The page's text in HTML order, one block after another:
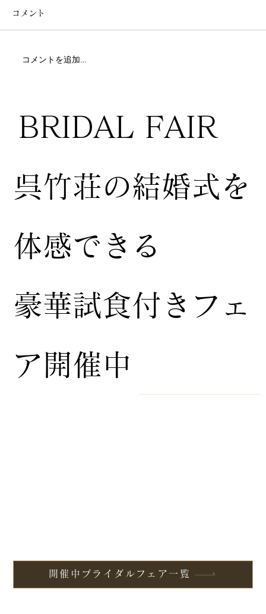
コメント
コメントを追加…
BRIDAL FAIR
開催中ブライダルフェア一覧
​呉竹荘の結婚式を
体感できる
豪華試食付きフェ
ア開催中